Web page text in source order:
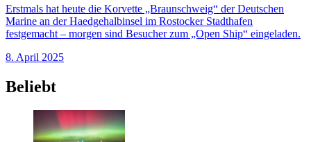
Erstmals hat heute die Korvette „Braunschweig“ der Deutschen
Marine an der Haedgehalbinsel im Rostocker Stadthafen
festgemacht – morgen sind Besucher zum „Open Ship“ eingeladen.
8. April 2025
Beliebt